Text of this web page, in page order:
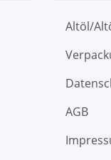
Altöl/
AGB